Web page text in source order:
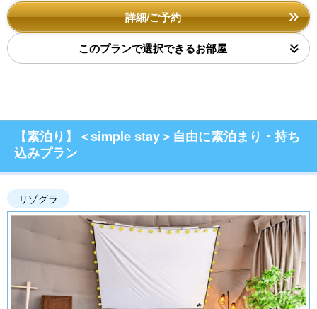
詳細/ご予約
このプランで選択できるお部屋
【素泊り】＜simple stay＞自由に素泊まり・持ち
込みプラン
リゾグラ